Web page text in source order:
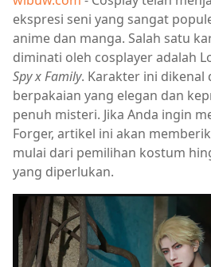
ekspresi seni yang sangat
anime dan manga. Salah satu
diminati oleh cosplayer adalah
Spy x Family. Karakter ini dikenal
berpakaian yang elegan dan
penuh misteri. Jika Anda ingin
Forger, artikel ini akan
mulai dari pemilihan kostum
yang diperlukan.